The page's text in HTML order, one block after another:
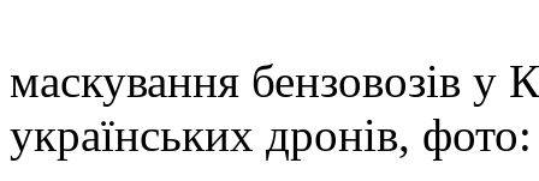
маскування бензовозів
українських дронів,